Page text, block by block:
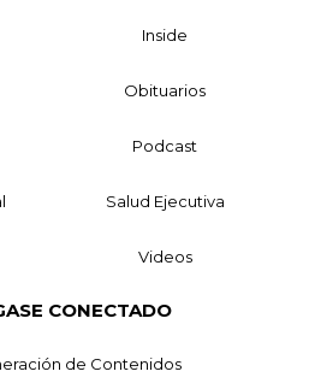
Inside
Obituarios
Podcast
Salud Ejecutiva
Videos
CONECTADO
de Contenidos